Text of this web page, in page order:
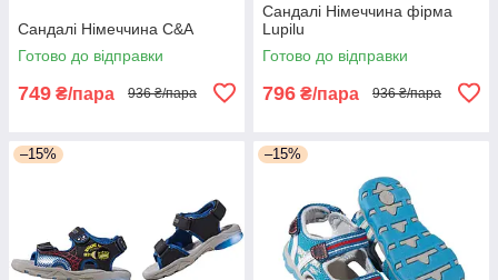
Сандалі Німеччина C&A
Готово до відправки
749 ₴/пара 936 ₴/пара
Сандалі Німеччина фірма
Lupilu
Готово до відправки
796 ₴/пара 936 ₴/пара
–15% –15%